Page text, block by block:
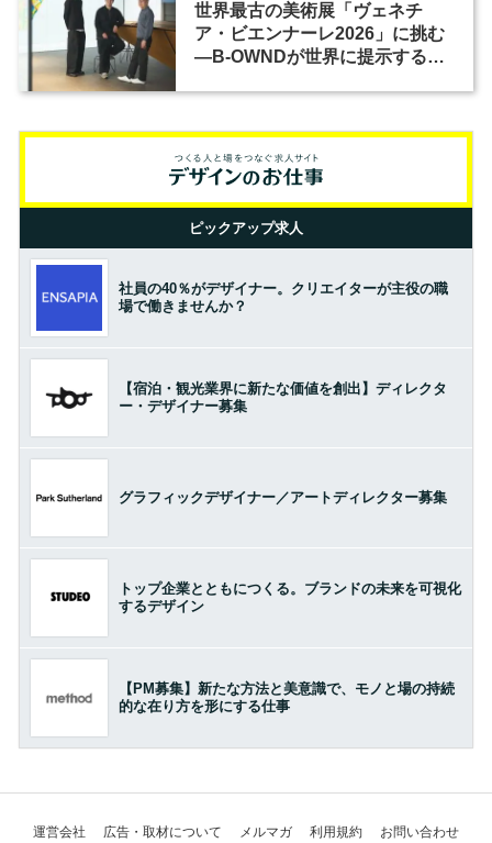
世界最古の美術展「ヴェネチ
ア・ビエンナーレ2026」に挑む
―B-OWNDが世界に提示する美
ピックアップ求人
社員の40％がデザイナー。クリエイターが主役の職
場で働きませんか？
【宿泊・観光業界に新たな価値を創出】ディレクタ
ー・デザイナー募集
グラフィックデザイナー／アートディレクター募集
トップ企業とともにつくる。ブランドの未来を可視化
するデザイン
【PM募集】新たな方法と美意識で、モノと場の持続
的な在り方を形にする仕事
運営会社 広告・取材について メルマガ 利用規約 お問い合わせ